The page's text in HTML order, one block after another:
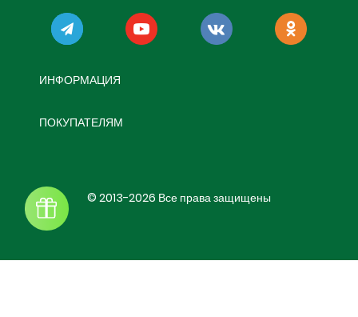
ИНФОРМАЦИЯ
ПОКУПАТЕЛЯМ
© 2013-2026 Все права защищены